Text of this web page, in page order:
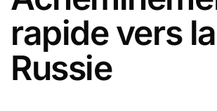
rapide vers la
Russie